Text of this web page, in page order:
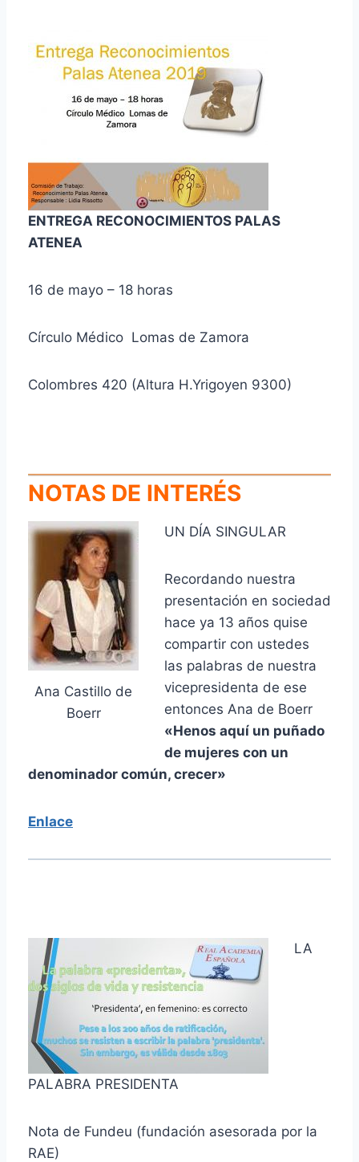
ENTREGA RECONOCIMIENTOS PALAS
ATENEA
16 de mayo – 18 horas
Círculo Médico Lomas de Zamora
Colombres 420 (Altura H.Yrigoyen 9300)
NOTAS DE INTERÉS
Ana Castillo de
Boerr
UN DÍA SINGULAR
Recordando nuestra
presentación en sociedad
hace ya 13 años quise
compartir con ustedes
las palabras de nuestra
vicepresidenta de ese
entonces Ana de Boerr
«Henos aquí un puñado
de mujeres con un
denominador común, crecer»
Enlace
LA
PALABRA PRESIDENTA
Nota de Fundeu (fundación asesorada por la
RAE)